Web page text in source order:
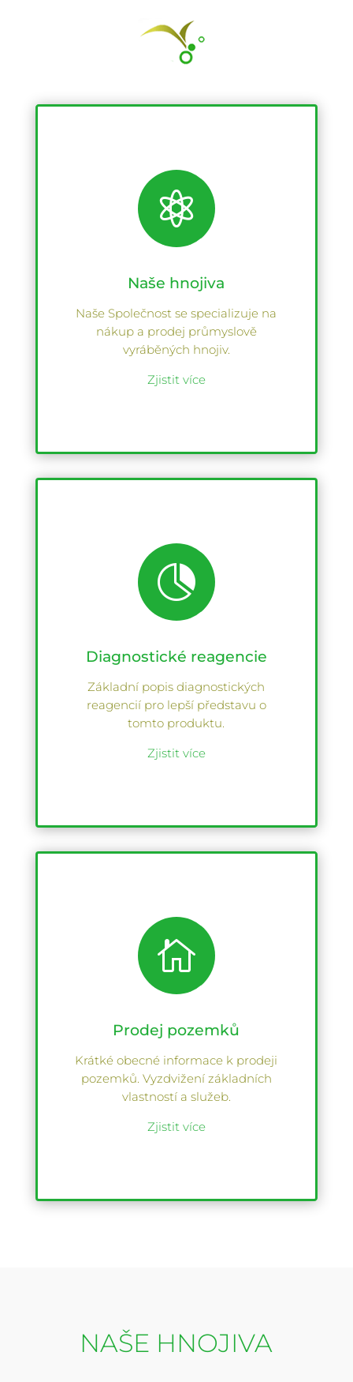

Naše hnojiva
Naše Společnost se specializuje na
nákup a prodej průmyslově
vyráběných hnojiv.
Zjistit více

Diagnostické reagencie
Základní popis diagnostických
reagencií pro lepší představu o
tomto produktu.
Zjistit více

Prodej pozemků
Krátké obecné informace k prodeji
pozemků. Vyzdvižení základních
vlastností a služeb.
Zjistit více
NAŠE HNOJIVA